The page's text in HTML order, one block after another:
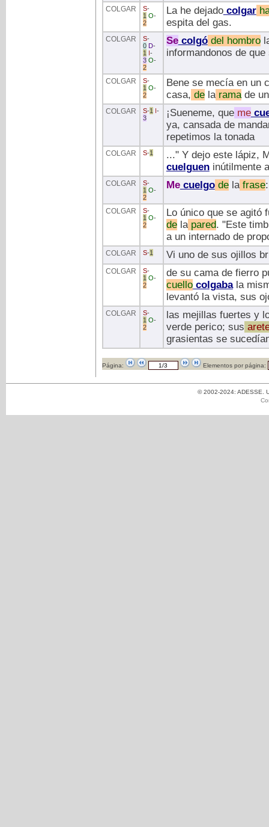
COLGAR S-
1 O-
2
La he dejadocolgar
espita del gas.
COLGAR S-
0 D-
1
-
3 O-
2
Secolgódel hombro
informandonos de
COLGAR S-
1 O-
2
Bene se mecía en un
casa, delaramade
COLGAR S-1
-
3
¡Sueneme, queme
ya, cansada de
repetimos la tonada
COLGAR S-1
..." Y dejo este lápiz,
cuelgueninútilmente
COLGAR S-
1 O-
2
Mecuelgodelafrase:
COLGAR S-
1 O-
2
Lo único que se agitó
delapared. "Este
a un internado de
COLGAR S-1 Vi uno de sus ojillos
COLGAR S-
1 O-
2
de su cama de fierro
cuellocolgabala
levantó la vista, sus
COLGAR S-
1 O-
2
las mejillas fuertes y
verde perico; sus
grasientas se
Página: Elementos por página:
© 2002-2024: ADESSE.